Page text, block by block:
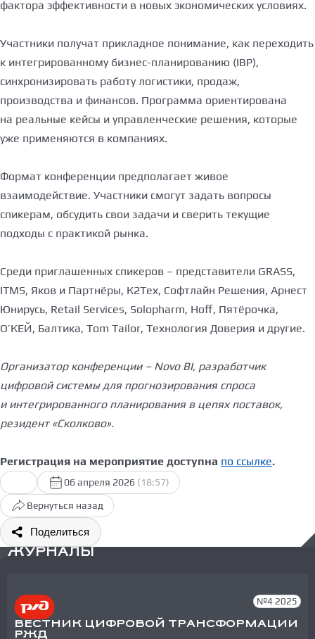
фактора эффективности в новых экономических условиях.
Участники получат прикладное понимание, как переходить
к интегрированному бизнес-планированию (IBP),
синхронизировать работу логистики, продаж,
производства и финансов. Программа ориентирована
на реальные кейсы и управленческие решения, которые
уже применяются в компаниях.
Формат конференции предполагает живое
взаимодействие. Участники смогут задать вопросы
спикерам, обсудить свои задачи и сверить текущие
подходы с практикой рынка.
Среди приглашенных спикеров – представители GRASS,
ITMS, Яков и Партнёры, К2Тех, Софтлайн Решения, Арнест
Юнирусь, Retail Services, Solopharm, Hoff, Пятёрочка,
О’КЕЙ, Балтика, Tom Tailor, Технология Доверия и другие.
Организатор конференции – Novo BI, разработчик
цифровой системы для прогнозирования спроса
и интегрированного планирования в цепях поставок,
резидент «Сколково».
Регистрация на мероприятие доступна по ссылке.
06 апреля 2026 (18:57)
Вернуться назад
Поделиться
ЖУРНАЛЫ
№4 2025
ВЕСТНИК ЦИФРОВОЙ ТРАНСФОРМАЦИИ
РЖД